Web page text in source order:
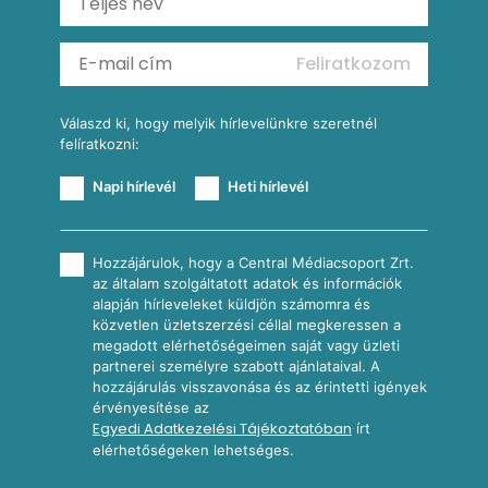
Reggeli receptek
Feliratkozom
Válaszd ki, hogy melyik hírlevelünkre szeretnél
felíratkozni:
Napi hírlevél Heti hírlevél
Hozzájárulok, hogy a Central Médiacsoport Zrt.
az általam szolgáltatott adatok és információk
alapján hírleveleket küldjön számomra és
közvetlen üzletszerzési céllal megkeressen a
megadott elérhetőségeimen saját vagy üzleti
partnerei személyre szabott ajánlataival. A
hozzájárulás visszavonása és az érintetti igények
érvényesítése az
Egyedi Adatkezelési Tájékoztatóban írt
elérhetőségeken lehetséges.